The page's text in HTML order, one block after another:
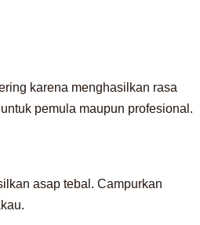
karena menghasilkan rasa
pemula maupun profesional.
asap tebal. Campurkan